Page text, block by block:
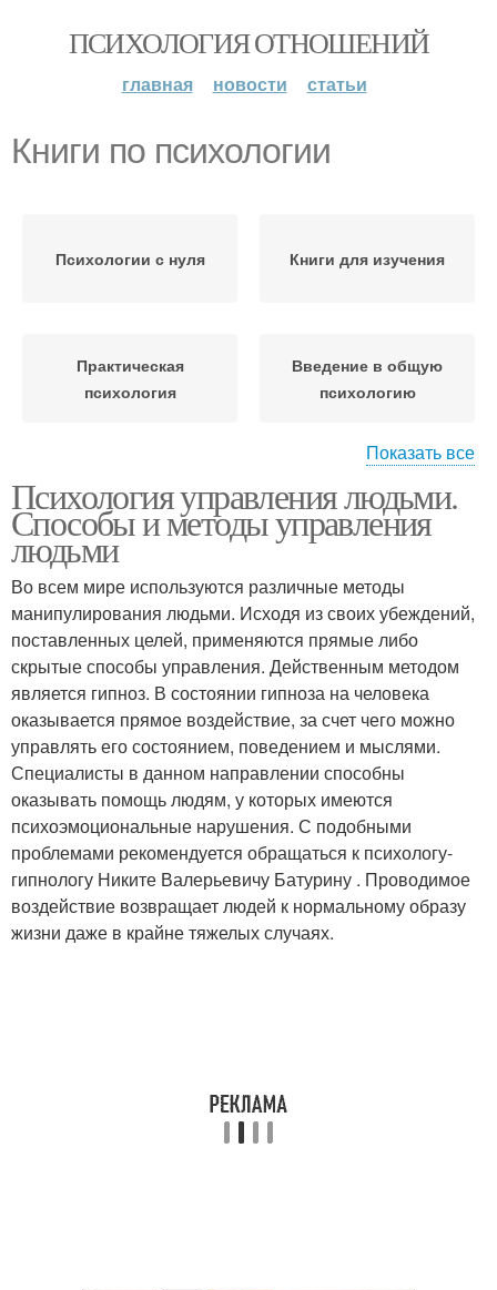
ПСИХОЛОГИЯ ОТНОШЕНИЙ
главная новости статьи
Книги по психологии
Психологии с нуля Книги для изучения
Практическая
психология
Введение в общую
психологию
Психология с нуля Личность в психологии
Основы в книгах Очерки по психологии
Популярные книги
Психология в
повседневной жизни
Книги для
саморазвития
Книги по саморазвитию
Показать все
Психология управления людьми.
Способы и методы управления
людьми
Во всем мире используются различные методы
манипулирования людьми. Исходя из своих убеждений,
поставленных целей, применяются прямые либо
скрытые способы управления. Действенным методом
является гипноз. В состоянии гипноза на человека
оказывается прямое воздействие, за счет чего можно
управлять его состоянием, поведением и мыслями.
Специалисты в данном направлении способны
оказывать помощь людям, у которых имеются
психоэмоциональные нарушения. С подобными
проблемами рекомендуется обращаться к психологу-
гипнологу Никите Валерьевичу Батурину . Проводимое
воздействие возвращает людей к нормальному образу
жизни даже в крайне тяжелых случаях.